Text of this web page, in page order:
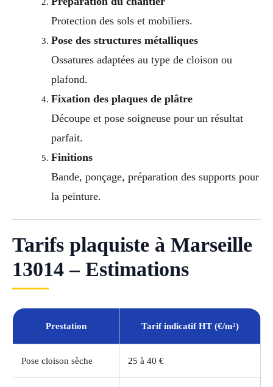
Protection des sols et mobiliers.
Pose des structures métalliques
Ossatures adaptées au type de cloison ou
plafond.
Fixation des plaques de plâtre
Découpe et pose soigneuse pour un résultat
parfait.
Finitions
Bande, ponçage, préparation des supports pour
la peinture.
Tarifs plaquiste à Marseille
13014 – Estimations
Prestation Tarif indicatif HT (€/m²)
Pose cloison sèche 25 à 40 €